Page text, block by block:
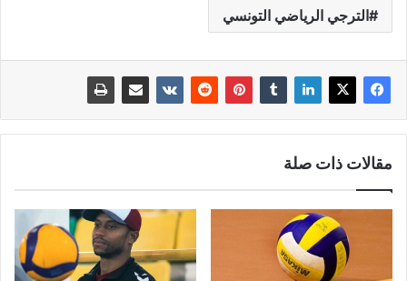
الترجي الرياضي التونسي
مقالات ذات صلة